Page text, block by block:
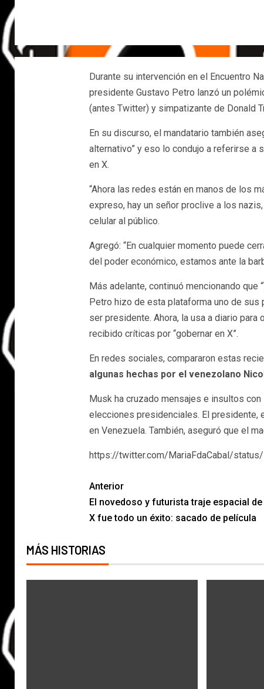
Durante su intervención en el Encuentro
presidente Gustavo Petro lanzó un
(antes Twitter) y simpatizante de Donald
En su discurso, el mandatario también
alternativo” y eso lo condujo a referirse a
en X.
“Ahora las redes están en manos de los
expreso, hay un señor proclive a los
celular al público.
Agregó: “En cualquier momento puede
del poder económico, estamos ante la
Más adelante, continuó mencionando que
Petro hizo de esta plataforma uno de sus
ser presidente. Ahora, la usa a diario
recibido críticas por “gobernar en X”.
En redes sociales, compararon estas
algunas hechas por el venezolano
Musk ha cruzado mensajes e insultos
elecciones presidenciales. El presidente,
en Venezuela. También, aseguró que el
https://twitter.com/MariaFdaCabal/
Anterior
El novedoso y futurista traje espacial de
X fue todo un éxito: sacado de película
MÁS HISTORIAS